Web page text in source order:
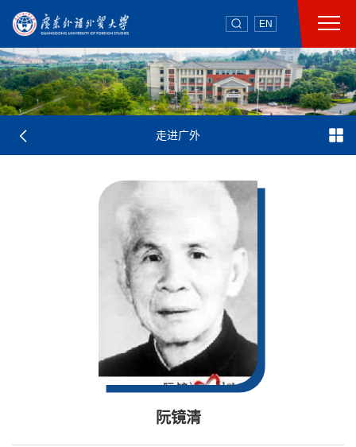
EN
走进广外
阮镜清